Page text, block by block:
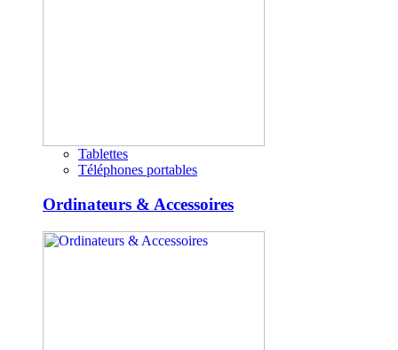
Tablettes
Téléphones portables
Ordinateurs & Accessoires